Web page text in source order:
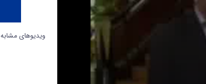
ویدیوهای مشابه